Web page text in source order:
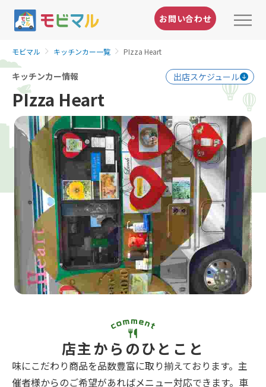
お問い合わせ
モビマル キッチンカー一覧 PIzza Heart
キッチンカー情報 出店スケジュール
PIzza Heart
店主からのひとこと
味にこだわり商品を品数豊富に取り揃えております。主
催者様からのご希望があればメニュー対応できます。車